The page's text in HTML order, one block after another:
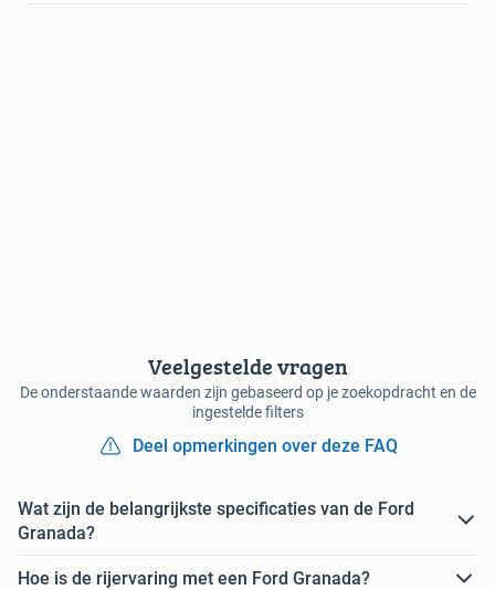
Veelgestelde vragen
De onderstaande waarden zijn gebaseerd op je zoekopdracht en de
ingestelde filters
Deel opmerkingen over deze FAQ
Wat zijn de belangrijkste specificaties van de Ford
Granada?
Hoe is de rijervaring met een Ford Granada?